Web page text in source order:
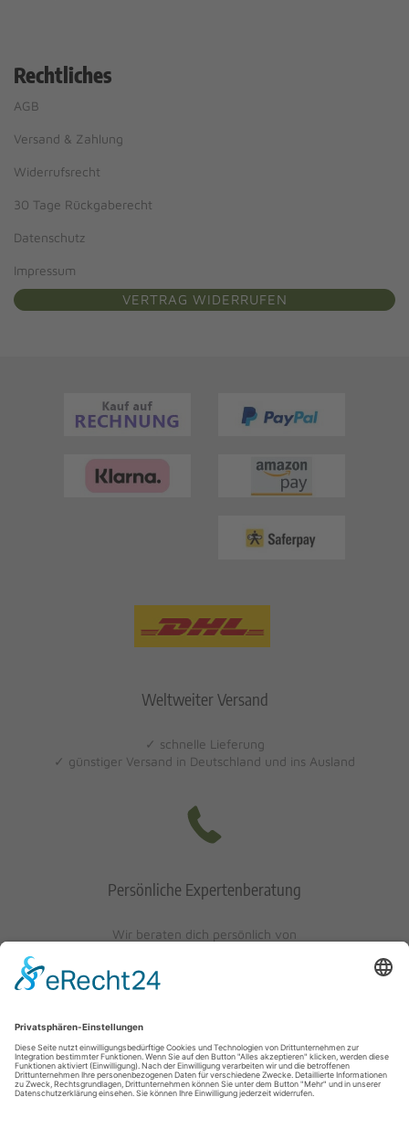
Rechtliches
AGB
Versand & Zahlung
Widerrufsrecht
30 Tage Rückgaberecht
Datenschutz
Impressum
VERTRAG WIDERRUFEN
Weltweiter Versand
✓ schnelle Lieferung
✓ günstiger Versand in Deutschland und ins Ausland
Persönliche Expertenberatung
Wir beraten dich persönlich von
0621/405401-10